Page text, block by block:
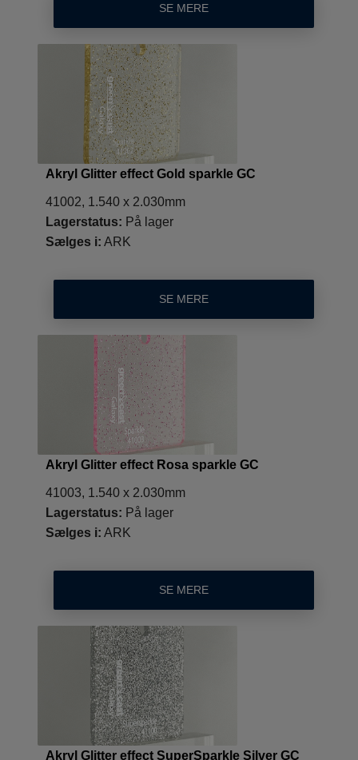
SE MERE
Akryl Glitter effect Gold sparkle GC
41002, 1.540 x 2.030mm
Lagerstatus: På lager
Sælges i: ARK
SE MERE
Akryl Glitter effect Rosa sparkle GC
41003, 1.540 x 2.030mm
Lagerstatus: På lager
Sælges i: ARK
SE MERE
Akryl Glitter effect SuperSparkle Silver GC